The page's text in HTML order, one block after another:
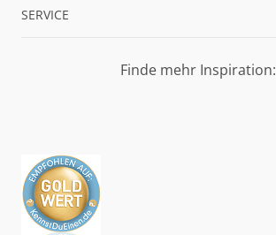
SERVICE
Finde mehr Inspiration: